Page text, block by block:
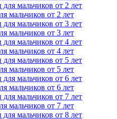
мальчиков от 2 лет
мальчиков от 3 лет
мальчиков от 4 лет
мальчиков от 5 лет
мальчиков от 6 лет
мальчиков от 7 лет